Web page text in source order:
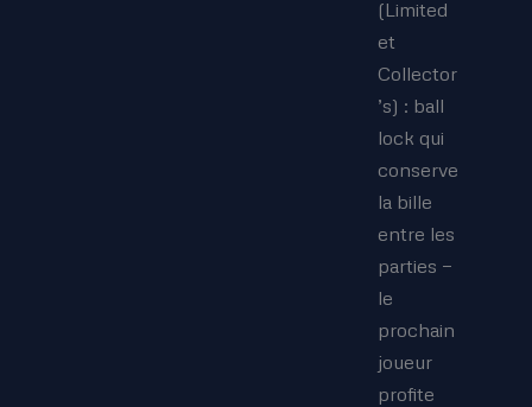
(Limited
et
Collector
’s) : ball
lock qui
conserve
la bille
entre les
parties —
le
prochain
joueur
profite